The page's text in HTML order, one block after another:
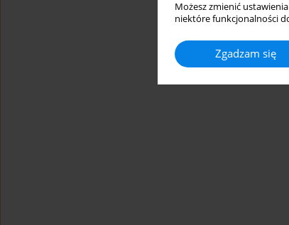
Możesz zmienić
niektóre funkcjonalności
Zgadzam się